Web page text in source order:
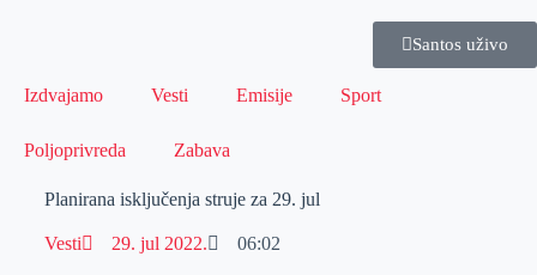
Santos uživo
Izdvajamo Vesti Emisije Sport
Poljoprivreda Zabava
Planirana isključenja struje za 29. jul
Vesti 29. jul 2022. 06:02